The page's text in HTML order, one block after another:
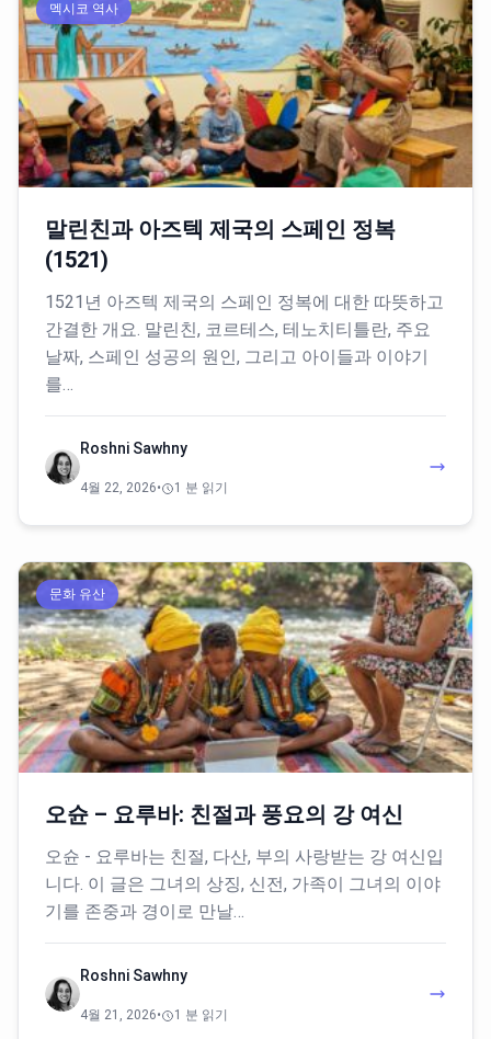
멕시코 역사
말린친과 아즈텍 제국의 스페인 정복
(1521)
1521년 아즈텍 제국의 스페인 정복에 대한 따뜻하고
간결한 개요. 말린친, 코르테스, 테노치티틀란, 주요
날짜, 스페인 성공의 원인, 그리고 아이들과 이야기
를…
Roshni Sawhny
4월 22, 2026• 1 분 읽기
문화 유산
오슌 – 요루바: 친절과 풍요의 강 여신
오슌 - 요루바는 친절, 다산, 부의 사랑받는 강 여신입
니다. 이 글은 그녀의 상징, 신전, 가족이 그녀의 이야
기를 존중과 경이로 만날…
Roshni Sawhny
4월 21, 2026• 1 분 읽기